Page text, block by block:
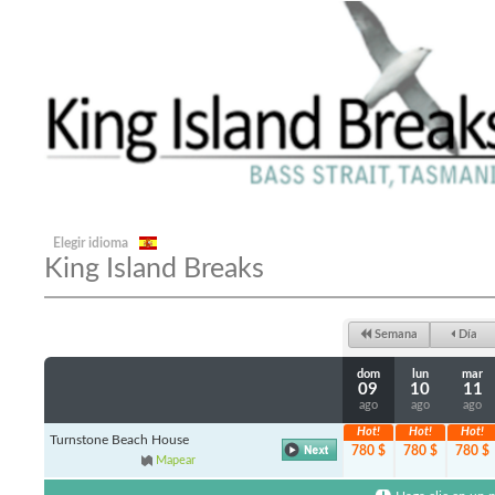
Elegir idioma
King Island Breaks
Semana Día
dom
09
ago
lun
10
ago
mar
11
ago
Turnstone Beach House
Mapear
Hot!
780 $
Hot!
780 $
Hot!
780 $